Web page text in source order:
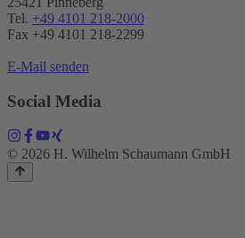
Tel. +49 4101 218-2000
Fax +49 4101 218​-2299
E-Mail senden
Social Media
© 2026 H. Wilhelm Schaumann GmbH